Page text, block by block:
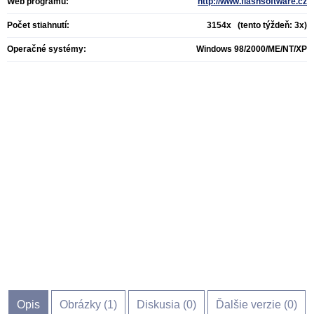
Počet stiahnutí: 3154x (tento týždeň: 3x)
Operačné systémy: Windows 98/2000/ME/NT/XP
Opis Obrázky (1) Diskusia (0) Ďalšie verzie (0)